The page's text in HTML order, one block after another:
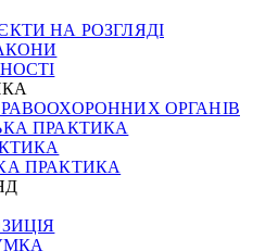
НА РОЗГЛЯДІ
ОРГАНІВ
ПРАКТИКА
ПРАКТИКА